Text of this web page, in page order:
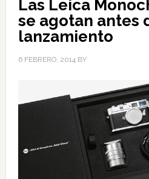
Las Leica
se agotan antes
lanzamiento
6 FEBRERO, 2014 BY